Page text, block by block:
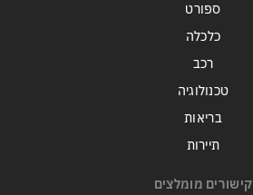
ספורט
כלכלה
רכב
טכנולוגיה
בריאות
תיירות
קישורים מומלצים